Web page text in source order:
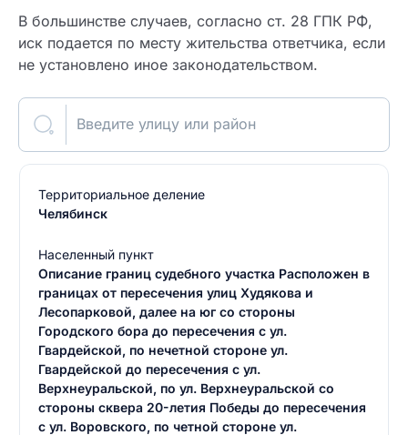
В большинстве случаев, согласно ст. 28 ГПК РФ,
иск подается по месту жительства ответчика, если
не установлено иное законодательством.
Введите улицу или район
Территориальное деление
Челябинск
Населенный пункт
Описание границ судебного участка Расположен в
границах от пересечения улиц Худякова и
Лесопарковой, далее на юг со стороны
Городского бора до пересечения с ул.
Гвардейской, по нечетной стороне ул.
Гвардейской до пересечения с ул.
Верхнеуральской, по ул. Верхнеуральской со
стороны сквера 20-летия Победы до пересечения
с ул. Воровского, по четной стороне ул.